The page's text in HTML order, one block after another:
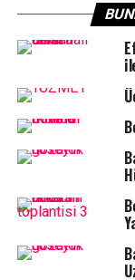
Hafta maçları
Salonu’nda